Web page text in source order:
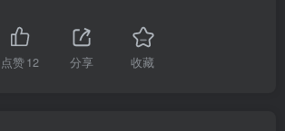
点赞12 分享 收藏